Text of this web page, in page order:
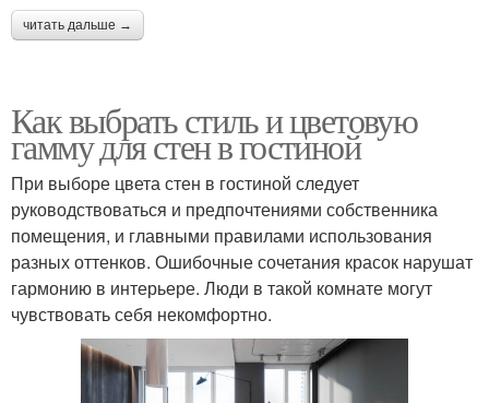
читать дальше →
Как выбрать стиль и цветовую
гамму для стен в гостиной
При выборе цвета стен в гостиной следует
руководствоваться и предпочтениями собственника
помещения, и главными правилами использования
разных оттенков. Ошибочные сочетания красок нарушат
гармонию в интерьере. Люди в такой комнате могут
чувствовать себя некомфортно.